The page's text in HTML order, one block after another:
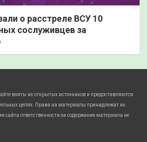
о расстреле ВСУ 10
сослуживцев за
взяты из открытых источников и предоставляются
целях. Права на материалы принадлежат их
ответственности за содержание материала не